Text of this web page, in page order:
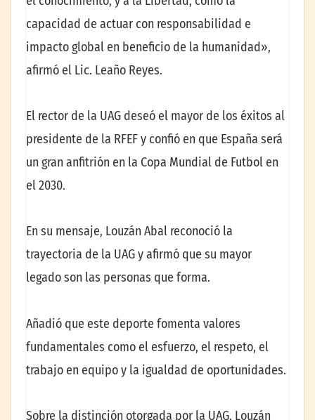
capacidad de actuar con responsabilidad e
impacto global en beneficio de la humanidad»,
afirmó el Lic. Leaño Reyes.
El rector de la UAG deseó el mayor de los éxitos al
presidente de la RFEF y confió en que España será
un gran anfitrión en la Copa Mundial de Futbol en
el 2030.
En su mensaje, Louzán Abal reconoció la
trayectoria de la UAG y afirmó que su mayor
legado son las personas que forma.
Añadió que este deporte fomenta valores
fundamentales como el esfuerzo, el respeto, el
trabajo en equipo y la igualdad de oportunidades.
Sobre la distinción otorgada por la UAG, Louzán